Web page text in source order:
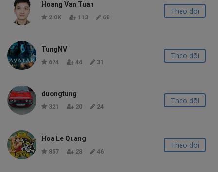
Hoang Van Tuan
2.0K 113 68
Theo dõi
TungNV
674 44 31
Theo dõi
duongtung
321 20 24
Theo dõi
Hoa Le Quang
857 28 46
Theo dõi